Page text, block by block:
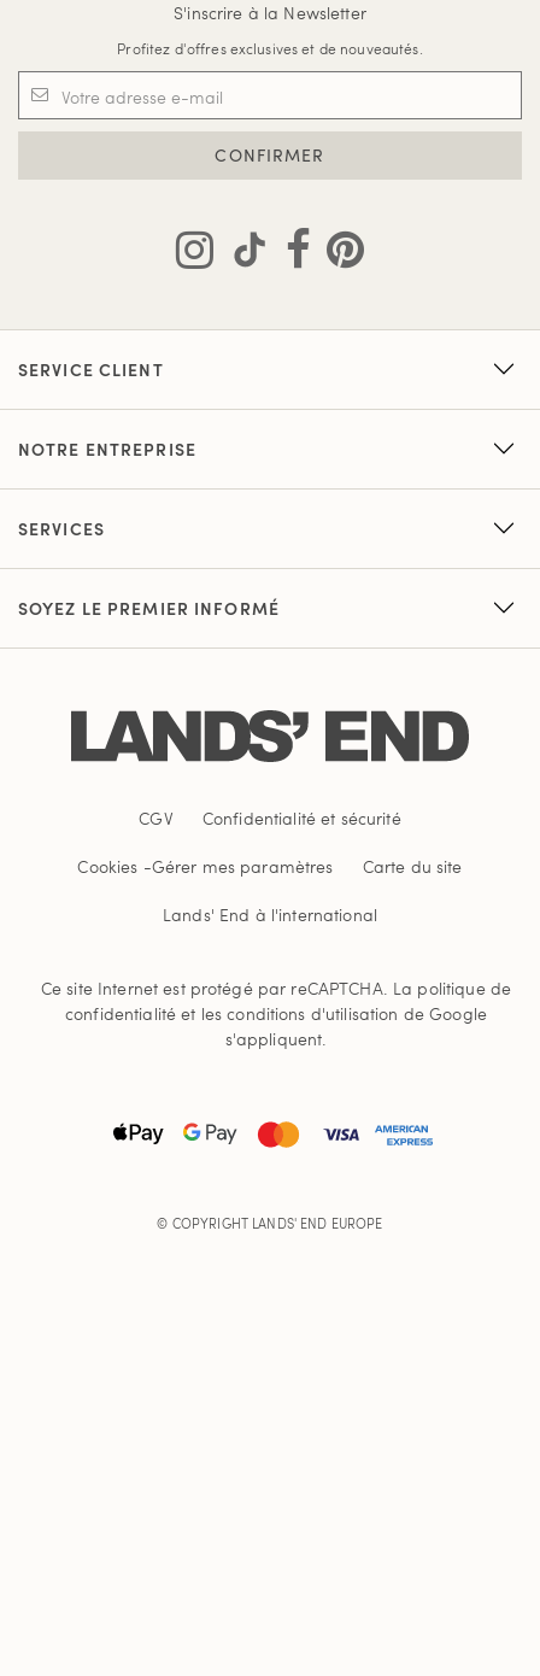
S'inscrire à la Newsletter
Profitez d'offres exclusives et de nouveautés.
CONFIRMER
SERVICE CLIENT
NOTRE ENTREPRISE
SERVICES
SOYEZ LE PREMIER INFORMÉ
CGV Confidentialité et sécurité
Cookies -Gérer mes paramètres Carte du site
Lands' End à l'international
Ce site Internet est protégé par reCAPTCHA. La politique de
confidentialité et les conditions d'utilisation de Google
s'appliquent.
© COPYRIGHT LANDS' END EUROPE